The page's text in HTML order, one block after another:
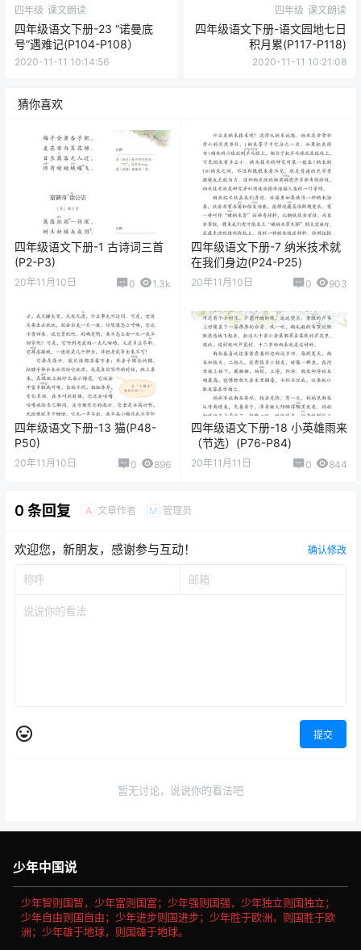
四年级 课文朗读
四年级语文下册-23 “诺曼底
号”遇难记(P104-P108）
2020-11-11 10:14:56
四年级 课文朗读
四年级语文下册-语文园地七日
积月累(P117-P118)
2020-11-11 10:21:08
猜你喜欢
四年级语文下册-1 古诗词三首
(P2-P3)
20年11月10日 0 1.3k
四年级语文下册-7 纳米技术就
在我们身边(P24-P25)
20年11月10日 0 903
四年级语文下册-13 猫(P48-
P50)
20年11月10日 0 896
四年级语文下册-18 小英雄雨来
（节选）(P76-P84)
20年11月11日 0 844
0 条回复 A 文章作者 M 管理员
欢迎您，新朋友，感谢参与互动！ 确认修改
提交
暂无讨论，说说你的看法吧
少年中国说
少年智则国智，少年富则国富；少年强则国强，少年独立则国独立；
少年自由则国自由；少年进步则国进步；少年胜于欧洲，则国胜于欧
洲；少年雄于地球，则国雄于地球。